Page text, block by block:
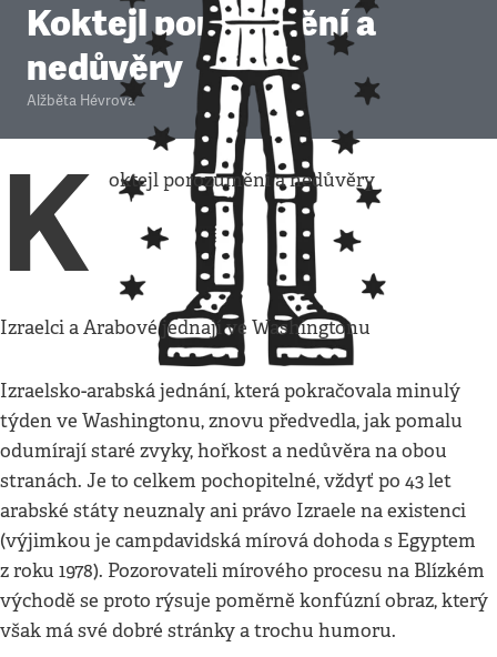
Koktejl porozumění a
nedůvěry
Alžběta Hévrová
K oktejl porozumění a nedůvěry
Izraelci a Arabové jednají ve Washingtonu
Izraelsko-arabská jednání, která pokračovala minulý
týden ve Washingtonu, znovu předvedla, jak pomalu
odumírají staré zvyky, hořkost a nedůvěra na obou
stranách. Je to celkem pochopitelné, vždyť po 43 let
arabské státy neuznaly ani právo Izraele na existenci
(výjimkou je campdavidská mírová dohoda s Egyptem
z roku 1978). Pozorovateli mírového procesu na Blízkém
východě se proto rýsuje poměrně konfúzní obraz, který
však má své dobré stránky a trochu humoru.